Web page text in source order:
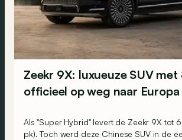
Zeekr 9X: luxueuze SUV
officieel op weg naar Europa
Als "Super Hybrid" levert de Zeekr 9X tot
pk). Toch werd deze Chinese SUV in de